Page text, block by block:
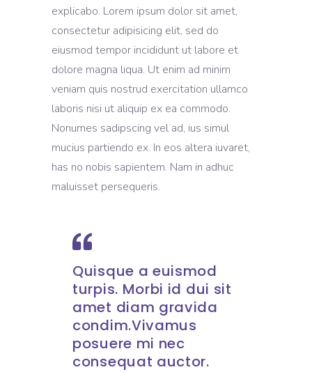
explicabo. Lorem ipsum dolor sit amet,
consectetur adipisicing elit, sed do
eiusmod tempor incididunt ut labore et
dolore magna liqua. Ut enim ad minim
veniam quis nostrud exercitation ullamco
laboris nisi ut aliquip ex ea commodo.
Nonumes sadipscing vel ad, ius simul
mucius partiendo ex. In eos altera iuvaret,
has no nobis sapientem. Nam in adhuc
maluisset persequeris.
Quisque a euismod
turpis. Morbi id dui sit
amet diam gravida
condim.Vivamus
posuere mi nec
consequat auctor.